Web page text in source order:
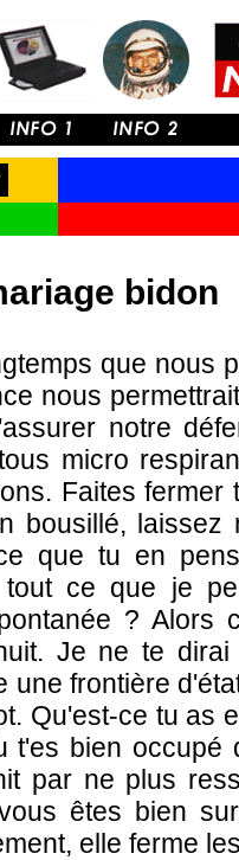
bidon
que nous
nous
notre
micro
Faites
bousillé,
que tu en
tout ce que je
? Alors
Je ne te
une frontière
Qu'est-ce tu as
t'es bien
par ne plus
êtes bien
elle ferme